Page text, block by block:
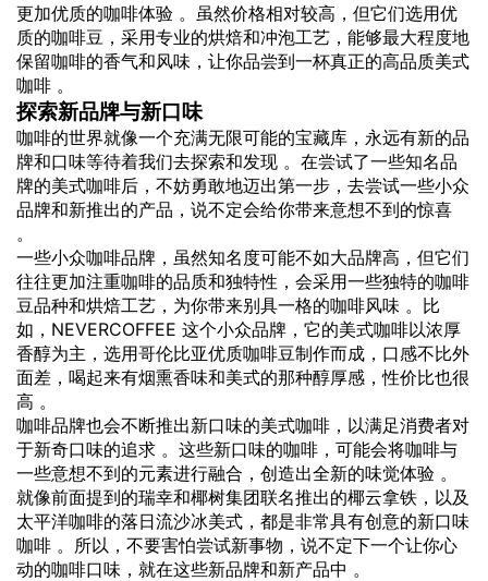
更加优质的咖啡体验 。虽然价格相对较高，但它们选用优
质的咖啡豆，采用专业的烘焙和冲泡工艺，能够最大程度地
保留咖啡的香气和风味，让你品尝到一杯真正的高品质美式
咖啡 。
探索新品牌与新口味
咖啡的世界就像一个充满无限可能的宝藏库，永远有新的品
牌和口味等待着我们去探索和发现 。在尝试了一些知名品
牌的美式咖啡后，不妨勇敢地迈出第一步，去尝试一些小众
品牌和新推出的产品，说不定会给你带来意想不到的惊喜
。
一些小众咖啡品牌，虽然知名度可能不如大品牌高，但它们
往往更加注重咖啡的品质和独特性，会采用一些独特的咖啡
豆品种和烘焙工艺，为你带来别具一格的咖啡风味 。比
如，NEVERCOFFEE 这个小众品牌，它的美式咖啡以浓厚
香醇为主，选用哥伦比亚优质咖啡豆制作而成，口感不比外
面差，喝起来有烟熏香味和美式的那种醇厚感，性价比也很
高 。
咖啡品牌也会不断推出新口味的美式咖啡，以满足消费者对
于新奇口味的追求 。这些新口味的咖啡，可能会将咖啡与
一些意想不到的元素进行融合，创造出全新的味觉体验 。
就像前面提到的瑞幸和椰树集团联名推出的椰云拿铁，以及
太平洋咖啡的落日流沙冰美式，都是非常具有创意的新口味
咖啡 。所以，不要害怕尝试新事物，说不定下一个让你心
动的咖啡口味，就在这些新品牌和新产品中 。